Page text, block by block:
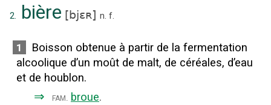
2. bière [bjɛʀ] n. f.
1
Boisson obtenue à partir de la fermentation
alcoolique d’un moût de malt, de céréales, d’eau
et de houblon.
⇒ fam. broue.